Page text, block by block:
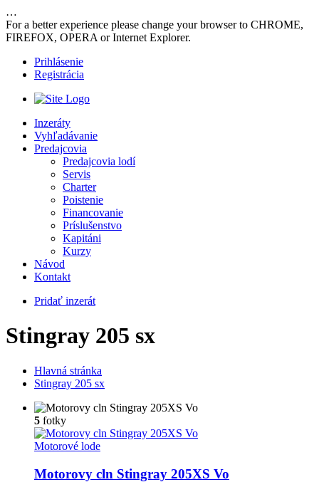
…
For a better experience please change your browser to CHROME,
FIREFOX, OPERA or Internet Explorer.
Prihlásenie
Registrácia
Inzeráty
Vyhľadávanie
Predajcovia
Predajcovia lodí
Servis
Charter
Poistenie
Financovanie
Príslušenstvo
Kapitáni
Kurzy
Návod
Kontakt
Pridať inzerát
Stingray 205 sx
Hlavná stránka
Stingray 205 sx
5 fotky
Motorové lode
Motorovy cln Stingray 205XS Vo